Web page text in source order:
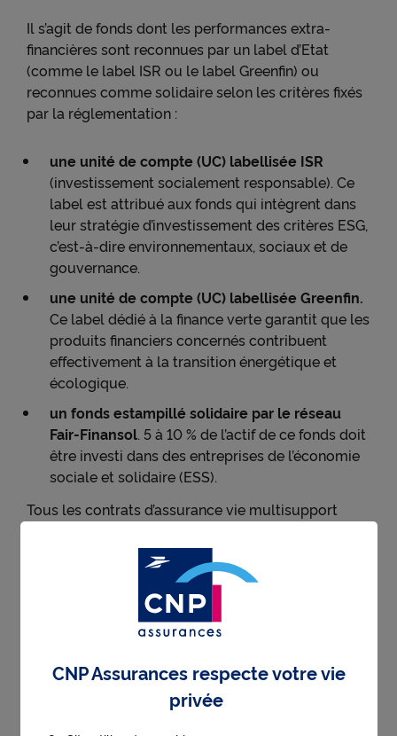
Il s’agit de fonds dont les performances extra-
financières sont reconnues par un label d’Etat
(comme le label ISR ou le label Greenfin) ou
reconnues comme solidaire selon les critères fixés
par la réglementation :
une unité de compte (UC) labellisée ISR
(investissement socialement responsable). Ce
label est attribué aux fonds qui intègrent dans
leur stratégie d’investissement des critères ESG,
c’est-à-dire environnementaux, sociaux et de
gouvernance.
une unité de compte (UC) labellisée Greenfin.
Ce label dédié à la finance verte garantit que les
produits financiers concernés contribuent
effectivement à la transition énergétique et
écologique.
un fonds estampillé solidaire par le réseau
Fair-Finansol. 5 à 10 % de l’actif de ce fonds doit
être investi dans des entreprises de l’économie
sociale et solidaire (ESS).
Tous les contrats d’assurance vie multisupport
type PER ou PERP par exemple) sont concernés
par cette nouveauté.
Donner du sens à son épargne
L’investissement responsable, vert ou solidaire
représente encore une faible proportion des actifs
CNP Assurances respecte votre vie
privée